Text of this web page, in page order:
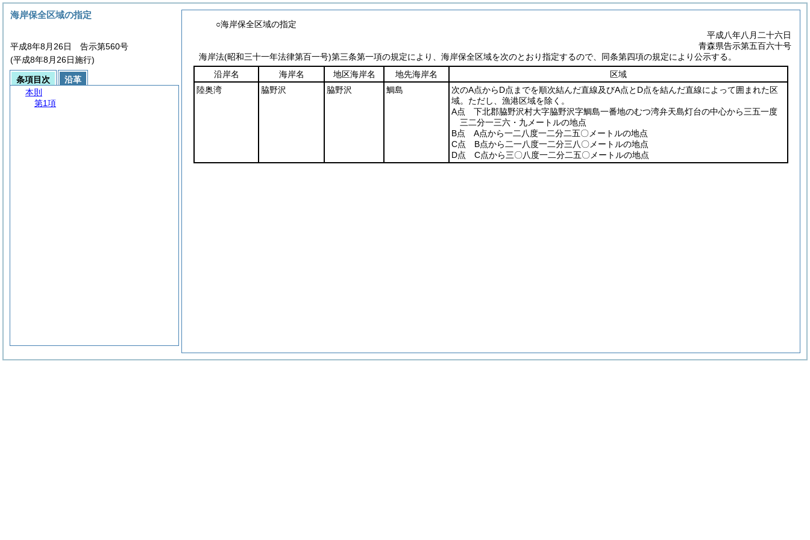
○海岸保全区域の指定
平成八年八月二十六日
青森県告示第五百六十号
海岸法(昭和三十一年法律第百一号)第三条第一項の規定により、海岸保全区域を次のとおり指定するので、同条第四項の規定により公示する。
沿岸名
海岸名 地区海岸名 地先海岸名
区域
陸奥湾
脇野沢 脇野沢 鯛島
次のA点からD点までを順次結んだ直線及びA点とD点を結んだ直線によって囲まれた区
域。ただし、漁港区域を除く。
A点 下北郡脇野沢村大字脇野沢字鯛島一番地のむつ湾弁天島灯台の中心から三五一度
三二分一三六・九メートルの地点
B点 A点から一二八度一二分二五〇メートルの地点
C点 B点から二一八度一二分三八〇メートルの地点
D点 C点から三〇八度一二分二五〇メートルの地点
海岸保全区域の指定
平成8年8月26日 告示第560号
(平成8年8月26日施行)
条項目次
沿革
本則
第1項